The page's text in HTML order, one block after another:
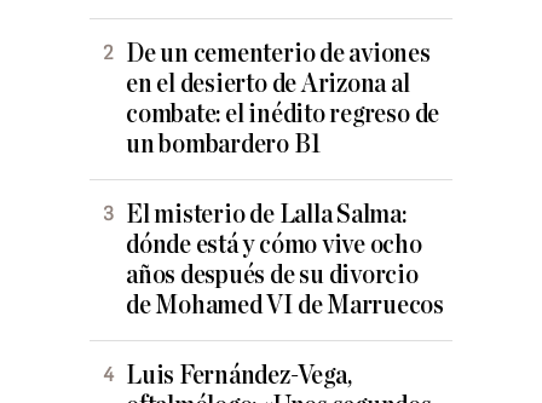
De un cementerio de aviones
en el desierto de Arizona al
combate: el inédito regreso de
un bombardero B1
El misterio de Lalla Salma:
dónde está y cómo vive ocho
años después de su divorcio
de Mohamed VI de Marruecos
Luis Fernández-Vega,